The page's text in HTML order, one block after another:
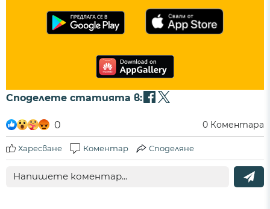
Споделете статията в:
0 0 Коментара
Харесване Коментар Споделяне